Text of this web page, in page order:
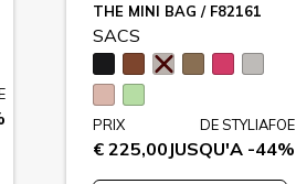
THE MINI BAG / F82161
SACS
PRIX
€ 225,00
DE STYLIAFOE
JUSQU'A -44%